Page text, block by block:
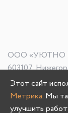
ООО «УЮТНО И
603107,
кт Гагарина, д.
Этот сайт
Метрика. Мы
улучшить